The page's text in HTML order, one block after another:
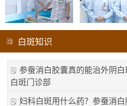
白斑知识
参蚕消白胶囊真的能治外阴
白斑门诊部
妇科白斑用什么药？参蚕消